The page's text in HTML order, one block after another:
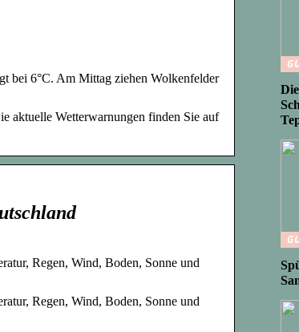
bei 6°C. Am Mittag ziehen Wolkenfelder
aktuelle Wetterwarnungen finden Sie auf
Regen, Wind, Boden, Sonne und
Regen, Wind, Boden, Sonne und